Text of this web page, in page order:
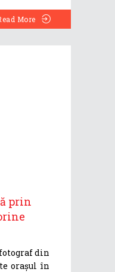
More
prin
din
orașul în